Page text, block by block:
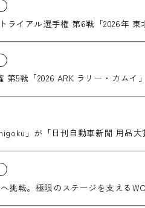
ライアル選手権 第6戦「2026年 東
5戦「2026 ARK ラリー・カムイ」
」が「日刊自動車新聞 用品
挑戦。極限のステージを支える